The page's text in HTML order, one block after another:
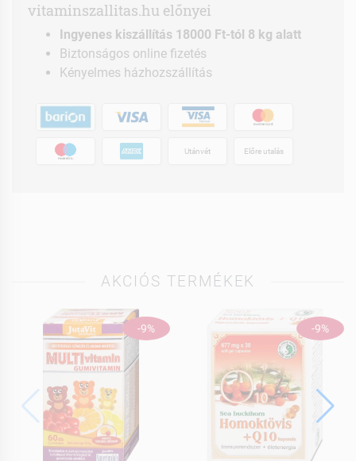
vitaminszallitas.hu előnyei
Ingyenes kiszállítás 18000 Ft-tól 8 kg alatt
Biztonságos online fizetés
Kényelmes házhozszállítás
Utánvét Előre utalás
AKCIÓS TERMÉKEK
-9% -9%